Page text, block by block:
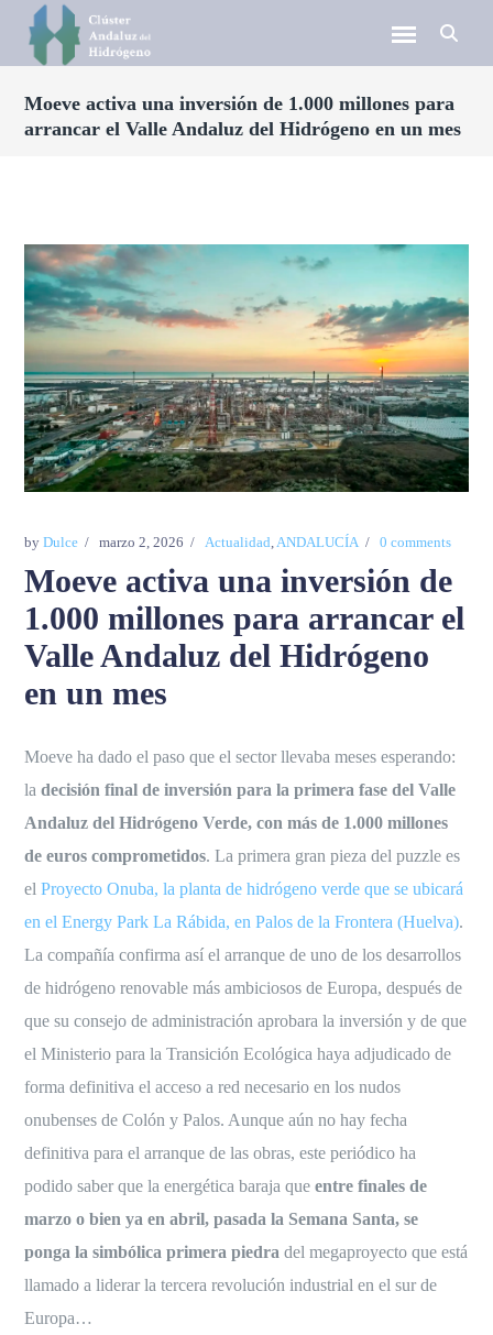
Moeve activa una inversión de 1.000 millones para
arrancar el Valle Andaluz del Hidrógeno en un mes
byDulce marzo 2, 2026 Actualidad ANDALUCÍA 0 comments
Moeve activa una inversión de
1.000 millones para arrancar el
Valle Andaluz del Hidrógeno
en un mes
Moeve ha dado el paso que el sector llevaba meses esperando:
ladecisión final de inversión para la primera fase del Valle
Andaluz del Hidrógeno Verde, con más de 1.000 millones
de euros comprometidos. La primera gran pieza del puzzle es
elProyecto Onuba, la planta de hidrógeno verde que se ubicará
en el Energy Park La Rábida, en Palos de la Frontera (Huelva).
La compañía confirma así el arranque de uno de los desarrollos
de hidrógeno renovable más ambiciosos de Europa, después de
que su consejo de administración aprobara la inversión y de que
el Ministerio para la Transición Ecológica haya adjudicado de
forma definitiva el acceso a red necesario en los nudos
onubenses de Colón y Palos. Aunque aún no hay fecha
definitiva para el arranque de las obras, este periódico ha
podido saber que la energética baraja queentre finales de
marzo o bien ya en abril, pasada la Semana Santa, se
ponga la simbólica primera piedra del megaproyecto que está
llamado a liderar la tercera revolución industrial en el sur de
Europa…